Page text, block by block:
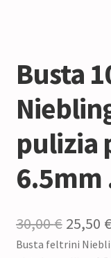
Busta
pulizia
6.5mm
30,00€ Il
prezzo
25,50 €
Busta feltrini